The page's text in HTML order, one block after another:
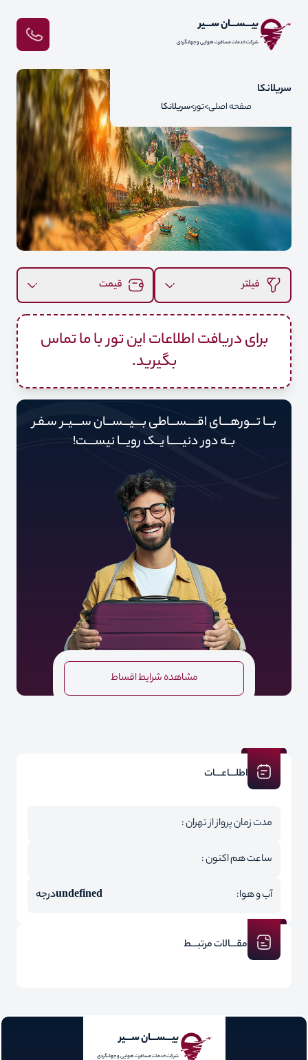
بیـــســـان ســـیر
شرکت خدمات مسافرت هوایی و جهانگردی
سریلانکا
صفحه اصلی تور سریلانکا
فیلتر قیمت
برای دریافت اطلاعات این تور با ما تماس
بگیرید.
بـــا تـــورهــــای اقـــــســـاطی بــــیـــســـان ســــیــر سـفـر
بــه دور‌‌‌‌ دنیـــــ‌‌ـا یــک رویـــا نیســــت!
مشاهده شرایط اقساط
اطلـــاعـــات
مدت زمان پرواز از تهران :
ساعت هم اکنون :
آب و هوا: undefinedدرجه
مقـــالات مرتبـــط
بیـــســـان ســـیر
شرکت خدمات مسافرت هوایی و جهانگردی